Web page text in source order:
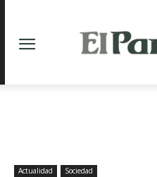
Actualidad Sociedad